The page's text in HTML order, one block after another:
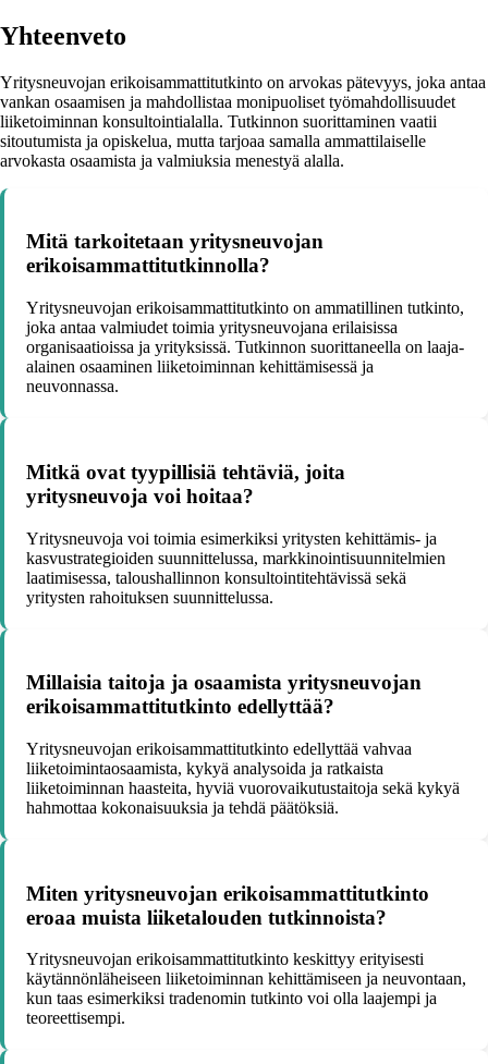
Yhteenveto
Yritysneuvojan erikoisammattitutkinto on arvokas pätevyys, joka antaa
vankan osaamisen ja mahdollistaa monipuoliset työmahdollisuudet
liiketoiminnan konsultointialalla. Tutkinnon suorittaminen vaatii
sitoutumista ja opiskelua, mutta tarjoaa samalla ammattilaiselle
arvokasta osaamista ja valmiuksia menestyä alalla.
Mitä tarkoitetaan yritysneuvojan
erikoisammattitutkinnolla?
Yritysneuvojan erikoisammattitutkinto on ammatillinen tutkinto,
joka antaa valmiudet toimia yritysneuvojana erilaisissa
organisaatioissa ja yrityksissä. Tutkinnon suorittaneella on laaja-
alainen osaaminen liiketoiminnan kehittämisessä ja
neuvonnassa.
Mitkä ovat tyypillisiä tehtäviä, joita
yritysneuvoja voi hoitaa?
Yritysneuvoja voi toimia esimerkiksi yritysten kehittämis- ja
kasvustrategioiden suunnittelussa, markkinointisuunnitelmien
laatimisessa, taloushallinnon konsultointitehtävissä sekä
yritysten rahoituksen suunnittelussa.
Millaisia taitoja ja osaamista yritysneuvojan
erikoisammattitutkinto edellyttää?
Yritysneuvojan erikoisammattitutkinto edellyttää vahvaa
liiketoimintaosaamista, kykyä analysoida ja ratkaista
liiketoiminnan haasteita, hyviä vuorovaikutustaitoja sekä kykyä
hahmottaa kokonaisuuksia ja tehdä päätöksiä.
Miten yritysneuvojan erikoisammattitutkinto
eroaa muista liiketalouden tutkinnoista?
Yritysneuvojan erikoisammattitutkinto keskittyy erityisesti
käytännönläheiseen liiketoiminnan kehittämiseen ja neuvontaan,
kun taas esimerkiksi tradenomin tutkinto voi olla laajempi ja
teoreettisempi.